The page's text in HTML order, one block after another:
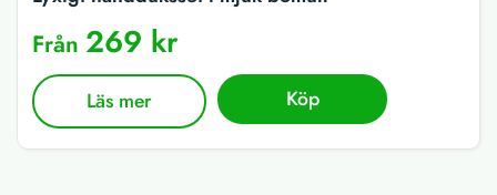
Från 269 kr
Läs mer Köp